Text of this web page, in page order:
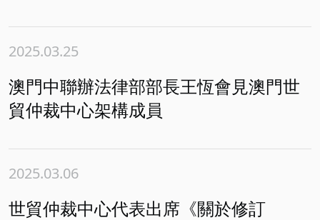
2025.03.25
澳門中聯辦法律部部長王恆會見澳門世
貿仲裁中心架構成員
2025.03.06
世貿仲裁中心代表出席《關於修訂